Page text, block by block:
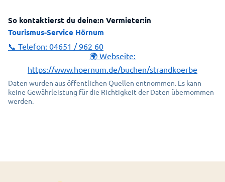
So kontaktierst du deine:n Vermieter:in
Tourismus-Service Hörnum
📞 Telefon: 04651 / 962 60
🌍 Webseite:
https://www.hoernum.de/buchen/strandkoerbe
Daten wurden aus öffentlichen Quellen entnommen. Es kann
keine Gewährleistung für die Richtigkeit der Daten übernommen
werden.